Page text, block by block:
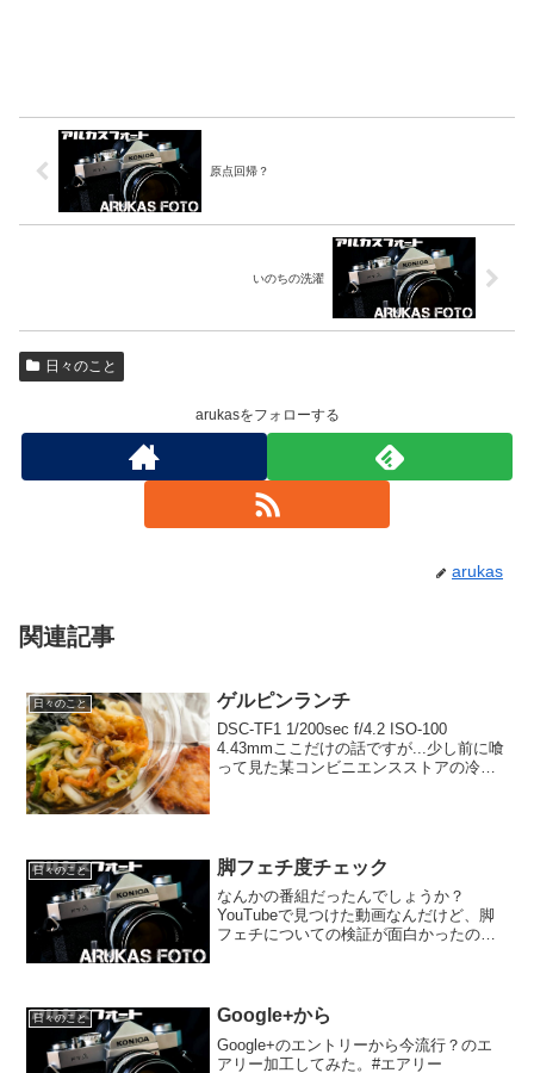
原点回帰？
いのちの洗濯
日々のこと
arukasをフォローする
arukas
関連記事
日々のこと ゲルピンランチ
DSC-TF1 1/200sec f/4.2 ISO-100
4.43mmここだけの話ですが...少し前に喰
って見た某コンビニエンスストアの冷や
日々のこと 脚フェチ度チェック
なんかの番組だったんでしょうか？
YouTubeで見つけた動画なんだけど、脚
フェチについての検証が面白かったので
ェック」なるものがあ...
日々のこと Google+から
Google+のエントリーから今流行？のエ
アリー加工してみた。#エアリー